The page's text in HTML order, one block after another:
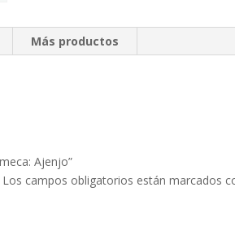
Más productos
Ajenjo”
Los campos obligatorios están marcados